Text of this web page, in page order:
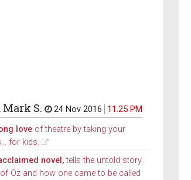
Mark S. 24 Nov 2016
11.25 PM
love of theatre by taking your
for kids.
novel,tells the untold story
Oz and how one came to be called